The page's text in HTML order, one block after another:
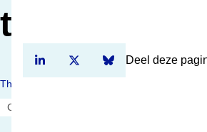
tijdens
Thema's:
Consumenten
Deel deze
Deel dit artikel op Linkedin
Deel dit artikel op Twitter
Deel dit artikel op